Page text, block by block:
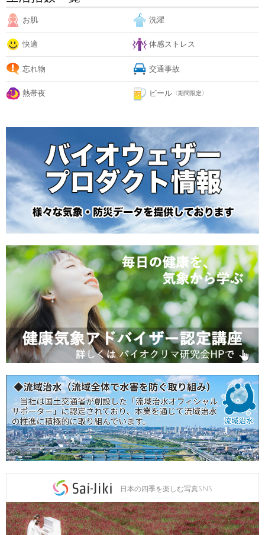
お肌 洗濯
快適 体感ストレス
忘れ物 交通事故
熱帯夜 ビール 〈期間限定〉
日本の四季を楽しむ写真SNS